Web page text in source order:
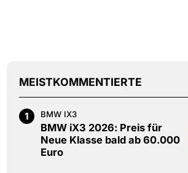
MEISTKOMMENTIERTE
1 BMW IX3
BMW iX3 2026: Preis für
Neue Klasse bald ab 60.000
Euro